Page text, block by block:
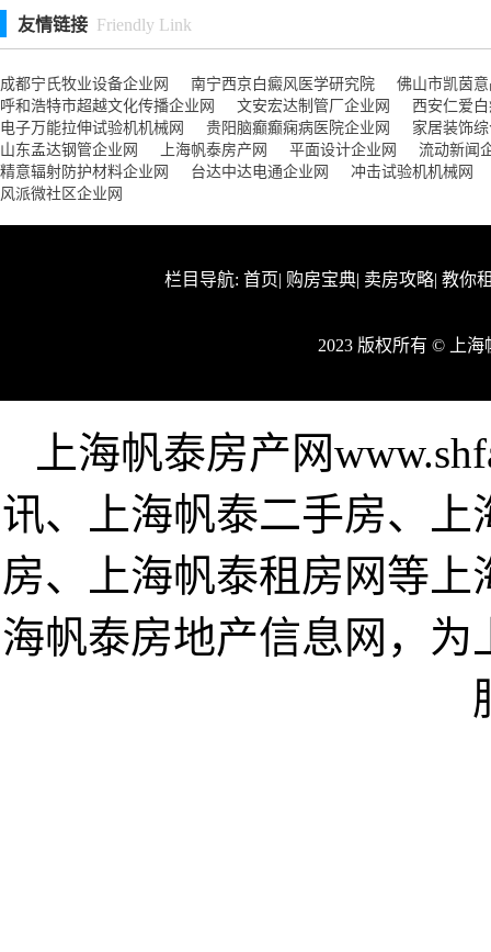
友情链接 Friendly Link
成都宁氏牧业设备企业网 南宁西京白癜风医学研究院
佛山市凯茵
呼和浩特市超越文化传播企业网
文安宏达制管厂企业网
西安仁爱
电子万能拉伸试验机机械网
贵阳脑癫癫痫病医院企业网
家居装饰
山东孟达钢管企业网
上海帆泰房产网 平面设计企业网
流动新闻
精意辐射防护材料企业网
台达中达电通企业网
冲击试验机机械网
风派微社区企业网
栏目导航: 首页| 购房宝典| 卖房攻略| 教你
2023 版权所有 © 上
上海帆泰房产网
讯、上海帆泰二手房、
房、上海帆泰租房网等
海帆泰房地产信息网，